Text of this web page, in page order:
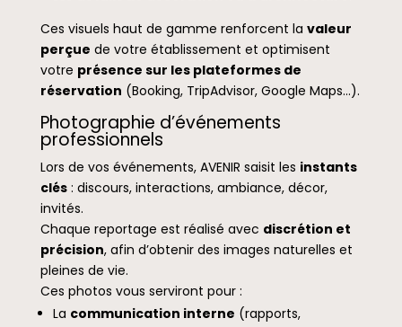
Ces visuels haut de gamme renforcent la valeur
perçue de votre établissement et optimisent
votre présence sur les plateformes de
réservation (Booking, TripAdvisor, Google Maps…).
Photographie d’événements
professionnels
Lors de vos événements, AVENIR saisit les instants
clés: discours, interactions, ambiance, décor,
invités.
Chaque reportage est réalisé avec discrétion et
précision, afin d’obtenir des images naturelles et
pleines de vie.
Ces photos vous serviront pour :
La communication interne (rapports,